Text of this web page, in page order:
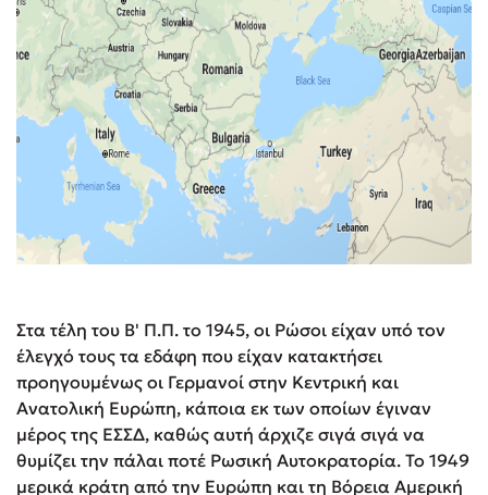
Στα τέλη του Β' Π.Π. το 1945, οι Ρώσοι είχαν υπό τον
έλεγχό τους τα εδάφη που είχαν κατακτήσει
προηγουμένως οι Γερμανοί στην Κεντρική και
Ανατολική Ευρώπη, κάποια εκ των οποίων έγιναν
μέρος της ΕΣΣΔ, καθώς αυτή άρχιζε σιγά σιγά να
θυμίζει την πάλαι ποτέ Ρωσική Αυτοκρατορία. Το 1949
μερικά κράτη από την Ευρώπη και τη Βόρεια Αμερική